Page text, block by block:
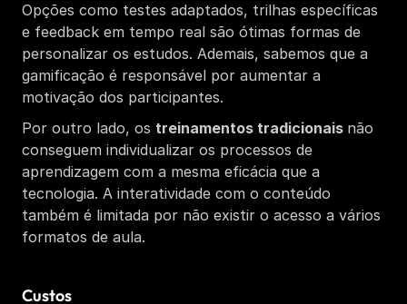
Opções como testes adaptados, trilhas específicas
e feedback em tempo real são ótimas formas de
personalizar os estudos. Ademais, sabemos que a
gamificação é responsável por aumentar a
motivação dos participantes.
Por outro lado, os treinamentos tradicionais não
conseguem individualizar os processos de
aprendizagem com a mesma eficácia que a
tecnologia. A interatividade com o conteúdo
também é limitada por não existir o acesso a vários
formatos de aula.
Custos